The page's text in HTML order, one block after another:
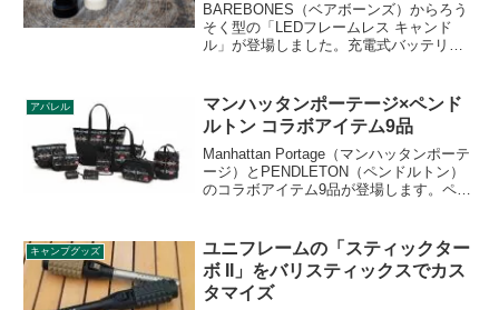
BAREBONES（ベアボーンズ）からろう
そく型の「LEDフレームレス キャンド
ル」が登場しました。充電式バッテリー
載しており、湾曲したLEDロープでろう
そくの灯りを再現できます。詳細をレビ
ューします。
アパレル
マンハッタンポーテージ×ペンド
ルトン コラボアイテム9品
Manhattan Portage（マンハッタンポーテ
ージ）とPENDLETON（ペンドルトン）
のコラボアイテム9品が登場します。ペン
です。詳細をレビューします。
キャンプグッズ
ユニフレームの「スティックター
ボ II」をバリスティックスでカス
タマイズ